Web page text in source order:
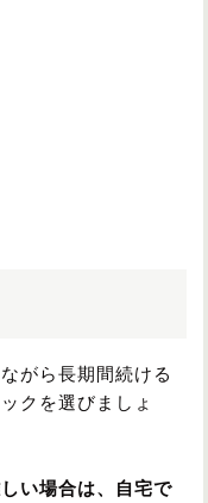
がら長期間続ける
クを選びましょ
い場合は、自宅で